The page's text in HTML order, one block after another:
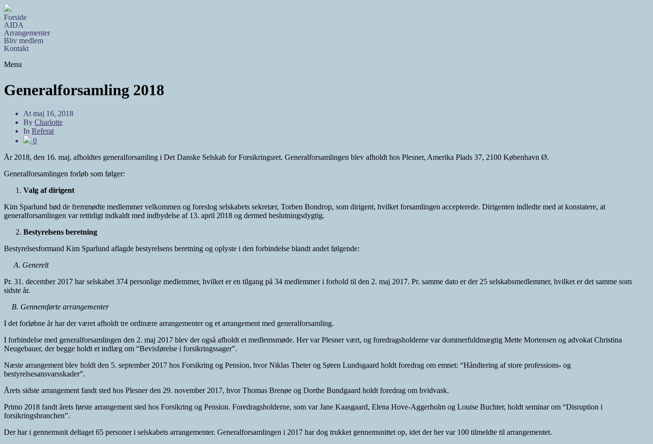
Forside
AIDA
Arrangementer
Bliv medlem
Kontakt
Menu
Generalforsamling 2018
At maj 16, 2018
By Charlotte
In Referat
0
År 2018, den 16. maj, afholdtes generalforsamling i Det Danske Selskab for Forsikringsret. Generalforsamlingen blev afholdt hos Plesner, Amerika Plads 37, 2100 København Ø.
Generalforsamlingen forløb som følger:
Valg af dirigent
Kim Sparlund bød de fremmødte medlemmer velkommen og foreslog selskabets sekretær, Torben Bondrop, som dirigent, hvilket forsamlingen accepterede. Dirigenten indledte med at konstatere, at
generalforsamlingen var rettidigt indkaldt med indbydelse af 13. april 2018 og dermed beslutningsdygtig.
Bestyrelsens beretning
Bestyrelsesformand Kim Sparlund aflagde bestyrelsens beretning og oplyste i den forbindelse blandt andet følgende:
A. Generelt
Pr. 31. december 2017 har selskabet 374 personlige medlemmer, hvilket er en tilgang på 34 medlemmer i forhold til den 2. maj 2017. Pr. samme dato er der 25 selskabsmedlemmer, hvilket er det samme som
sidste år.
B. Gennemførte arrangementer
I det forløbne år har der været afholdt tre ordinære arrangementer og et arrangement med generalforsamling.
I forbindelse med generalforsamlingen den 2. maj 2017 blev der også afholdt et medlemsmøde. Her var Plesner vært, og foredragsholderne var dommerfuldmægtig Mette Mortensen og advokat Christina
Neugebauer, der begge holdt et indlæg om “Bevisførelse i forsikringssager”.
Næste arrangement blev holdt den 5. september 2017 hos Forsikring og Pension, hvor Niklas Theter og Søren Lundsgaard holdt foredrag om emnet: “Håndtering af store professions- og
bestyrelsesansvarsskader”.
Årets sidste arrangement fandt sted hos Plesner den 29. november 2017, hvor Thomas Brenøe og Dorthe Bundgaard holdt foredrag om hvidvask.
Primo 2018 fandt årets første arrangement sted hos Forsikring og Pension. Foredragsholderne, som var Jane Kaasgaard, Elena Hove-Aggerholm og Louise Buchter, holdt seminar om “Disruption i
forsikringsbranchen”.
Der har i gennemsnit deltaget 65 personer i selskabets arrangementer. Generalforsamlingen i 2017 har dog trukket gennemsnittet op, idet der her var 100 tilmeldte til arrangementet.